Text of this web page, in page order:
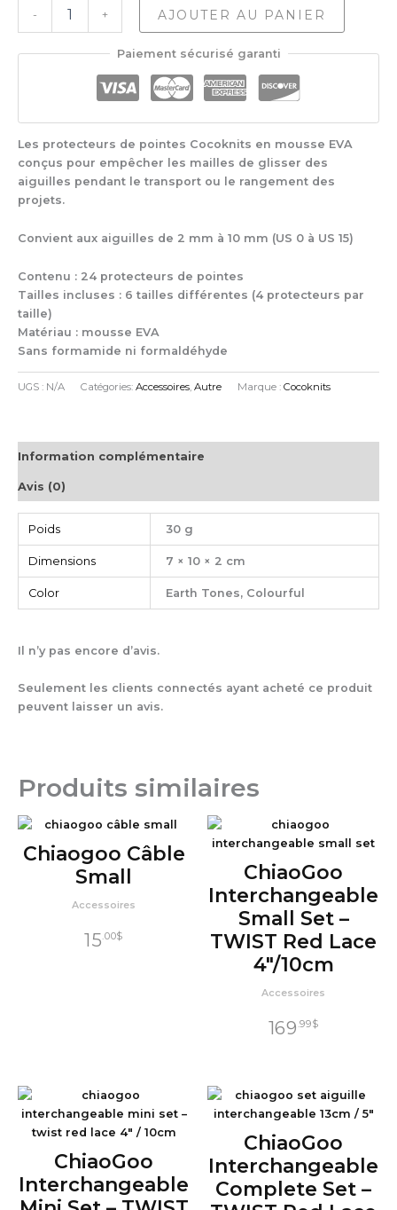
-
Stitch
+ AJOUTER AU PANIER
Paiement sécurisé garanti
Les protecteurs de pointes Cocoknits en mousse EVA
conçus pour empêcher les mailles de glisser des
aiguilles pendant le transport ou le rangement des
projets.
Convient aux aiguilles de 2 mm à 10 mm (US 0 à US 15)
Contenu : 24 protecteurs de pointes
Tailles incluses : 6 tailles différentes (4 protecteurs par
taille)
Matériau : mousse EVA
Sans formamide ni formaldéhyde
UGS : N/A Catégories: Accessoires, Autre Marque : Cocoknits
Information complémentaire
Avis (0)
Poids 30 g
Dimensions 7 × 10 × 2 cm
Color Earth Tones, Colourful
Il n’y pas encore d’avis.
Seulement les clients connectés ayant acheté ce produit
peuvent laisser un avis.
Produits similaires
Chiaogoo Câble
Small
Accessoires
15.00$
ChiaoGoo
Interchangeable
Small Set –
TWIST Red Lace
4″/10cm
Accessoires
169 .99$
ChiaoGoo
Interchangeable
ChiaoGoo
Interchangeable
Complete Set –